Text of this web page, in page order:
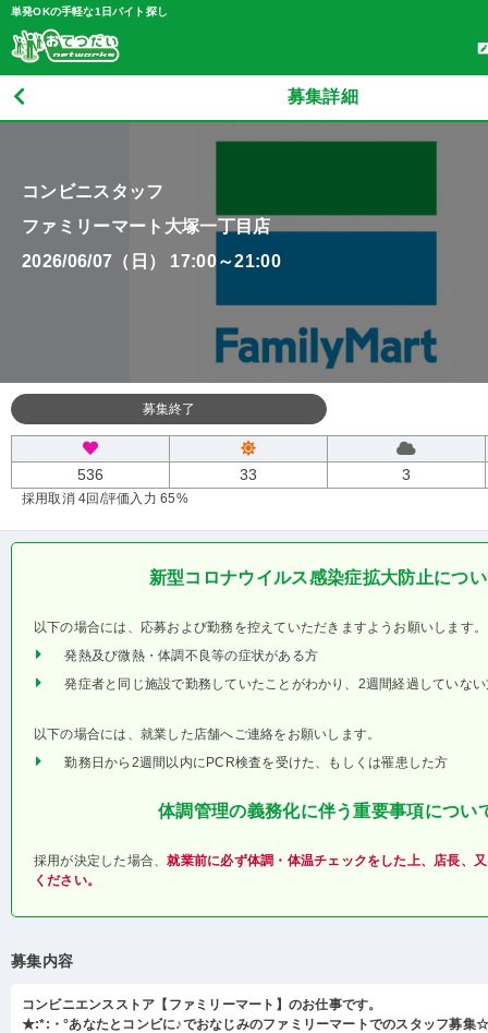
単発OKの手軽な1日バイト探し
募集詳細
コンビニスタッフ
ファミリーマート大塚一丁目店
2026/06/07（日） 17:00～21:00
募集終了
536 33 3
採用取消 4回 /評価入力 65%
新型コロナウイルス感染症拡大防止につ
以下の場合には、応募および勤務を控えていただきますようお願いします。
発熱及び微熱・体調不良等の症状がある方
発症者と同じ施設で勤務していたことがわかり、2週間経過していな
以下の場合には、就業した店舗へご連絡をお願いします。
勤務日から2週間以内にPCR検査を受けた、もしくは罹患した方
体調管理の義務化に伴う重要事項につい
採用が決定した場合、就業前に必ず体調・体温チェックをした上、店長、
ください。
募集内容
コンビニエンスストア【ファミリーマート】のお仕事です。
★:*:・°あなたとコンビに♪でおなじみのファミリーマートでのスタッフ募集